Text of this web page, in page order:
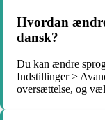
Hvordan
dansk?
Du kan ændre
Indstillinger >
oversættelse, og